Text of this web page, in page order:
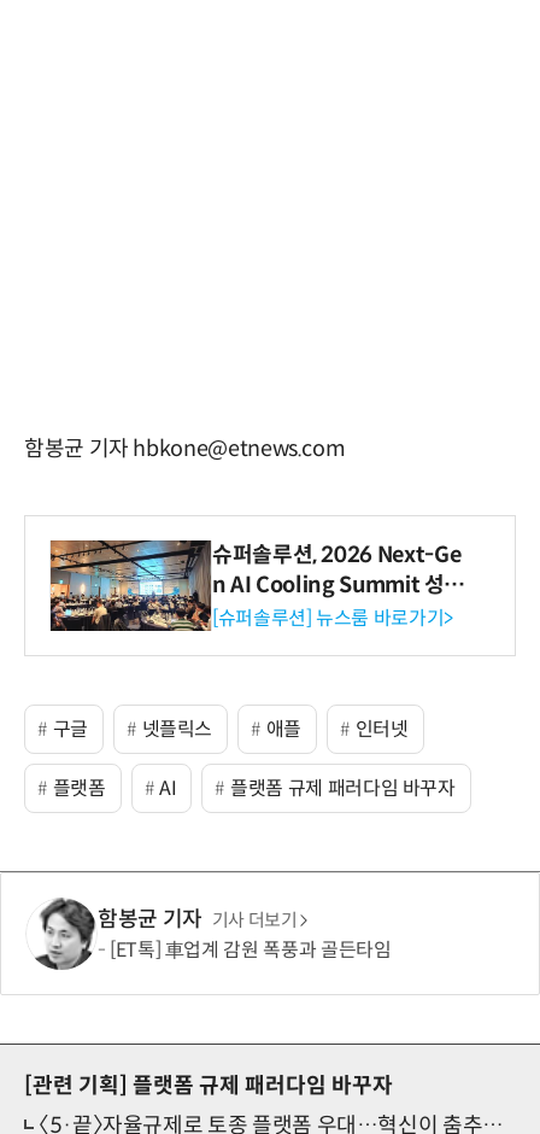
함봉균 기자 hbkone@etnews.com
슈퍼솔루션, 2026 Next-Ge
n AI Cooling Summit 성황
리 성료
[슈퍼솔루션] 뉴스룸 바로가기>
구글 넷플릭스 애플 인터넷
플랫폼 AI 플랫폼 규제 패러다임 바꾸자
함봉균 기자 기사 더보기
[ET톡] 車업계 감원 폭풍과 골든타임
[관련 기획] 플랫폼 규제 패러다임 바꾸자
〈5·끝〉자율규제로 토종 플랫폼 우대…혁신이 춤추게 하라